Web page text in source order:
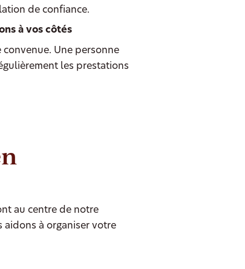
de confiance.
à vos côtés
convenue. Une personne
les prestations
au centre de notre
à organiser votre